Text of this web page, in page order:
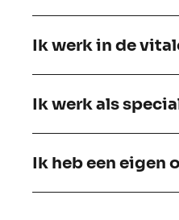
Ik werk in de
Ik werk als
Ik heb een eigen